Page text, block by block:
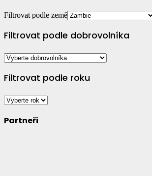
Filtrovat podle země
Filtrovat podle dobrovolníka
Filtrovat podle roku
Partneři